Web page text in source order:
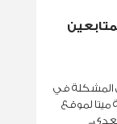
المشكلة في
لموقع